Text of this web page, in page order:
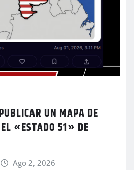
UN MAPA DE
«ESTADO 51» DE
Ago 2, 2026